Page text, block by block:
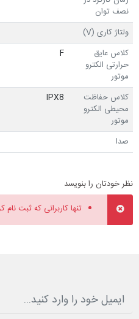
نصف توان
ولتاژ کاری (V)
کلاس عایق
حرارتی الکترو
موتور
F
کلاس حفاظت
محیطی الکترو
موتور
IPX8
صدا
نظر خودتان را بنویسد
تنها کاربرانی که ثبت نام